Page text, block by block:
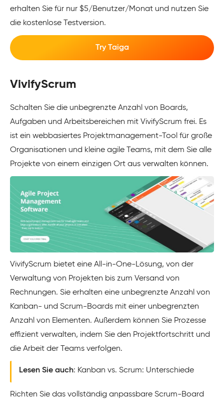
erhalten Sie für nur $5/Benutzer/Monat und nutzen Sie
die kostenlose Testversion.
Try Taiga
VivifyScrum
Schalten Sie die unbegrenzte Anzahl von Boards,
Aufgaben und Arbeitsbereichen mit VivifyScrum frei. Es
ist ein webbasiertes Projektmanagement-Tool für große
Organisationen und kleine agile Teams, mit dem Sie alle
Projekte von einem einzigen Ort aus verwalten können.
VivifyScrum bietet eine All-in-One-Lösung, von der
Verwaltung von Projekten bis zum Versand von
Rechnungen. Sie erhalten eine unbegrenzte Anzahl von
Kanban- und Scrum-Boards mit einer unbegrenzten
Anzahl von Elementen. Außerdem können Sie Prozesse
effizient verwalten, indem Sie den Projektfortschritt und
die Arbeit der Teams verfolgen.
Lesen Sie auch: Kanban vs. Scrum: Unterschiede
Richten Sie das vollständig anpassbare Scrum-Board